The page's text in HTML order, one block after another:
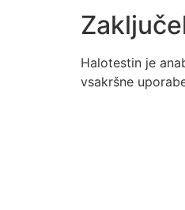
Halotestin je
vsakršne